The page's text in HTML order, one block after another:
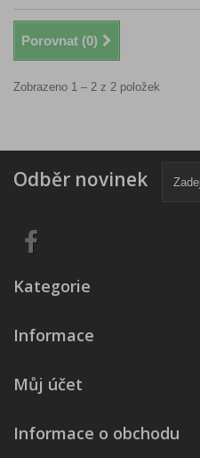
Porovnat (0)
Zobrazeno 1 – 2 z 2 položek
Odběr novinek
Kategorie
Informace
Můj účet
Informace o obchodu